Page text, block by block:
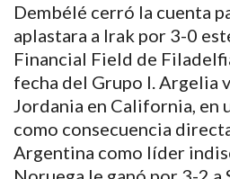
Dembélé cerró la cuenta
aplastara a Irak por 3-0
Financial Field de
fecha del Grupo I. Argelia
Jordania en California, en
como consecuencia
Argentina como líder